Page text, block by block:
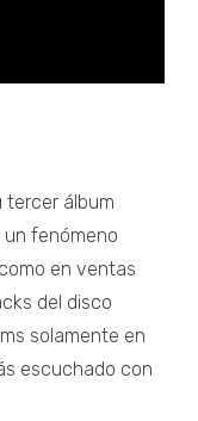
tercer álbum
fenómeno
en ventas
del disco
solamente en
escuchado con